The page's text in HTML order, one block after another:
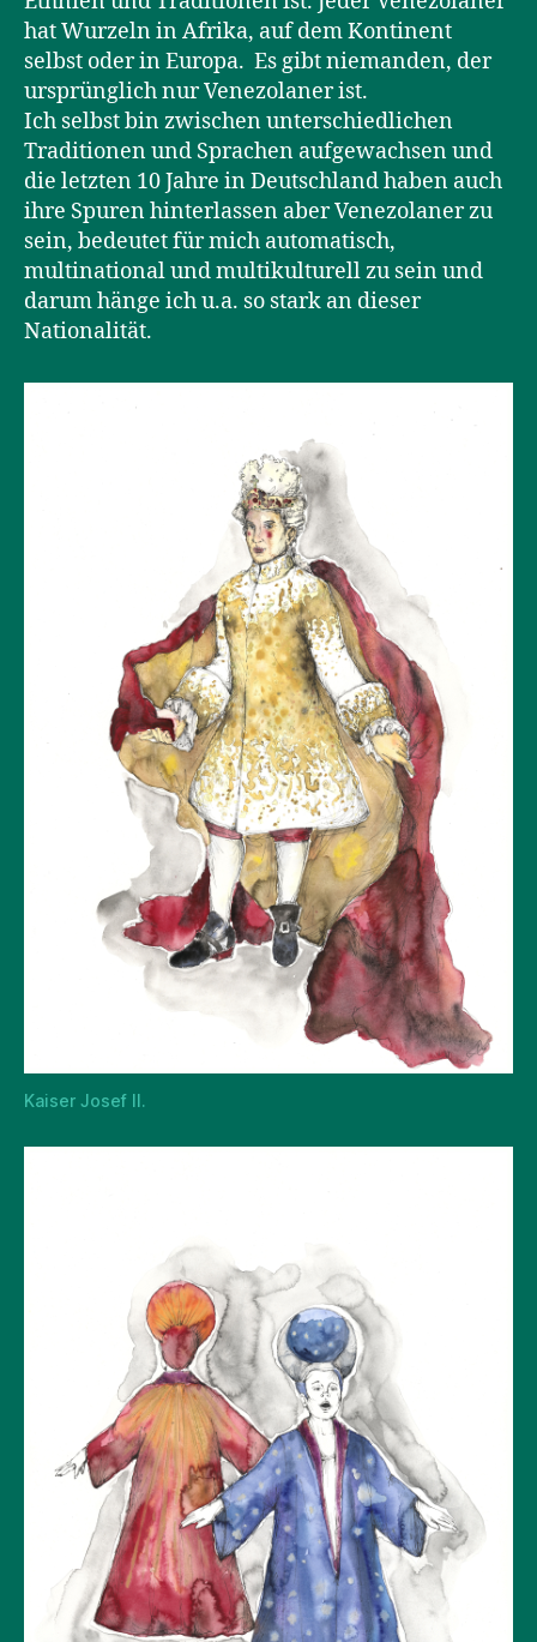
hat Wurzeln in Afrika, auf dem Kontinent
selbst oder in Europa. Es gibt niemanden, der
ursprünglich nur Venezolaner ist.
Ich selbst bin zwischen unterschiedlichen
Traditionen und Sprachen aufgewachsen und
die letzten 10 Jahre in Deutschland haben auch
ihre Spuren hinterlassen aber Venezolaner zu
sein, bedeutet für mich automatisch,
multinational und multikulturell zu sein und
darum hänge ich u.a. so stark an dieser
Nationalität.
Kaiser Josef II.